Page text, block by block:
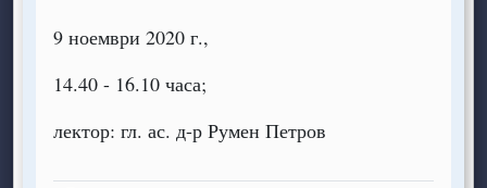
9 ноември 2020 г.,
14.40 - 16.10 часа;
лектор: гл. ас. д-р Румен Петров